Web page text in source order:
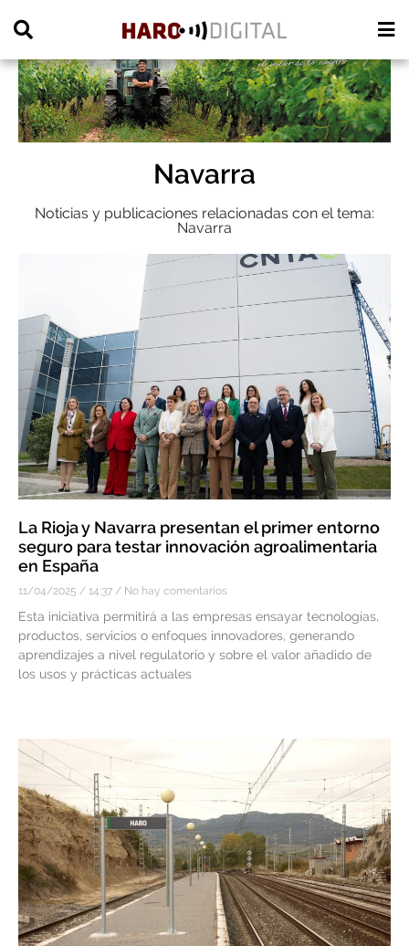
Navarra
Noticias y publicaciones relacionadas con el tema:
Navarra
La Rioja y Navarra presentan el primer entorno
seguro para testar innovación agroalimentaria
en España
11/04/2025 14:37 No hay comentarios
Esta iniciativa permitirá a las empresas ensayar tecnologías,
productos, servicios o enfoques innovadores, generando
aprendizajes a nivel regulatorio y sobre el valor añadido de
los usos y prácticas actuales